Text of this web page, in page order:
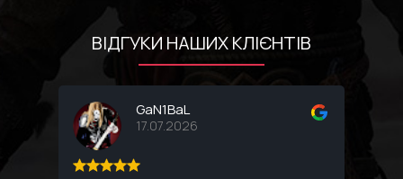
ВІДГУКИ НАШИХ КЛІЄНТІВ
GaN1BaL
17.07.2026